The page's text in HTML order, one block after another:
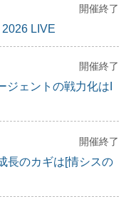
開催終了
LIVE
開催終了
ジェントの戦力化はI
開催終了
長のカギは[情シスの